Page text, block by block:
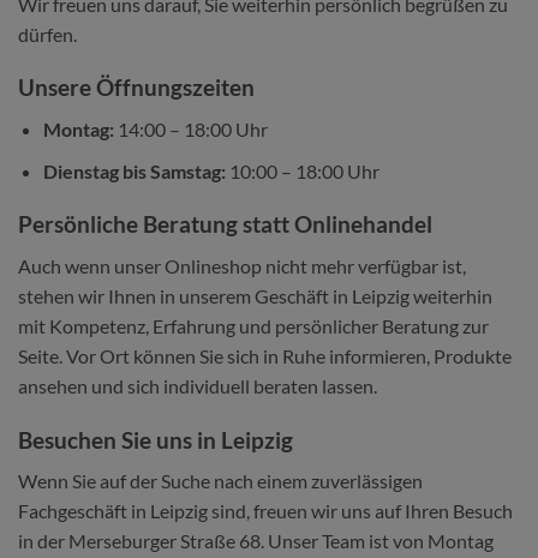
dürfen.
Unsere Öffnungszeiten
Montag: 14:00 – 18:00 Uhr
Dienstag bis Samstag: 10:00 – 18:00 Uhr
Persönliche Beratung statt Onlinehandel
Auch wenn unser Onlineshop nicht mehr verfügbar ist,
stehen wir Ihnen in unserem Geschäft in Leipzig weiterhin
mit Kompetenz, Erfahrung und persönlicher Beratung zur
Seite. Vor Ort können Sie sich in Ruhe informieren, Produkte
ansehen und sich individuell beraten lassen.
Besuchen Sie uns in Leipzig
Wenn Sie auf der Suche nach einem zuverlässigen
Fachgeschäft in Leipzig sind, freuen wir uns auf Ihren Besuch
in der Merseburger Straße 68. Unser Team ist von Montag